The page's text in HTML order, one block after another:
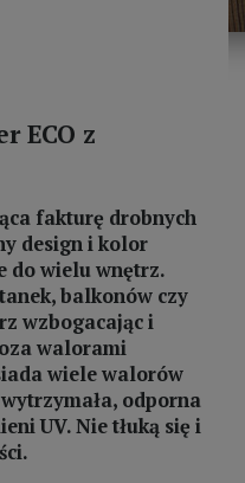
ECO z
fakturę drobnych
design i kolor
do wielu wnętrz.
balkonów czy
wzbogacając i
walorami
wiele walorów
odporna
UV. Nie tłuką się i